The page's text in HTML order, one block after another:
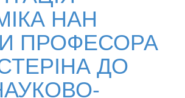
НАН
ПРОФЕСОРА
ДО